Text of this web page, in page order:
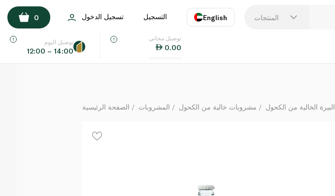
المنتجات English
اللغة
التسجيل تسجيل الدخول 0
توصيل مجاني
0.00
توصيل اليوم
12:00 – 14:00
الصفحة الرئيسية المشروبات مشروبات خالية من الكحول البيرة الخالية من الكحول